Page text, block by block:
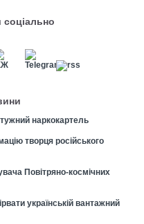
соціально
наркокартель
творця російського
Повітряно-космічних
українській вантажний